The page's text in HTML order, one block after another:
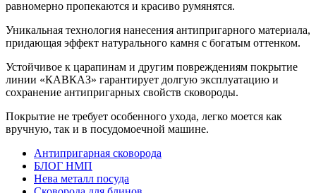
равномерно пропекаются и красиво румянятся.
Уникальная технология нанесения антипригарного материала,
придающая эффект натурального камня с богатым оттенком.
Устойчивое к царапинам и другим повреждениям покрытие
линии «КАВКАЗ» гарантирует долгую эксплуатацию и
сохранение антипригарных свойств сковороды.
Покрытие не требует особенного ухода, легко моется как
вручную, так и в посудомоечной машине.
Антипригарная сковорода
БЛОГ НМП
Нева металл посуда